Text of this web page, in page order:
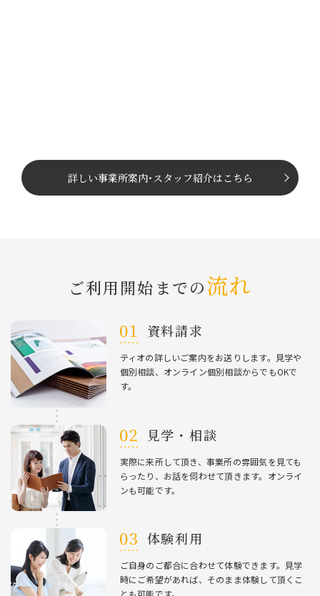
詳しい事業所案内･スタッフ紹介はこちら
ご利⽤開始までの流れ
資料請求
ティオの詳しいご案内をお送りします。⾒学や
個別相談、オンライン個別相談からでもOKで
す。
⾒学・相談
実際に来所して頂き、事業所の雰囲気を⾒ても
らったり、お話を伺わせて頂きます。オンライ
ンも可能です。
体験利⽤
ご⾃⾝のご都合に合わせて体験できます。⾒学
時にご希望があれば、そのまま体験して頂くこ